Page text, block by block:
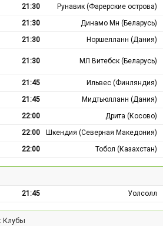
21:30
Рунавик (Фарерские острова)
21:30
Динамо Мн (Беларусь)
21:30
Норшелланн (Дания)
21:30 МЛ Витебск (Беларусь)
21:45
Ильвес (Финляндия)
21:45
Мидтьюлланн (Дания)
22:00
Дрита (Косово)
22:00
Шкендия (Северная Македония)
22:00 Тобол (Казахстан)
21:45 Уолсолл
Клубы